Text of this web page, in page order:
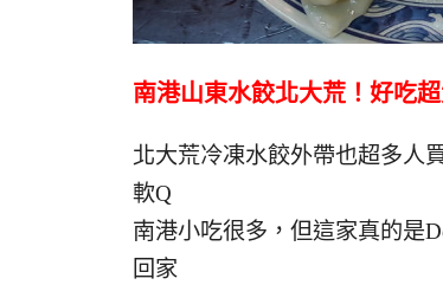
南港山東水餃北大荒！好吃
北大荒冷凍水餃外帶也超多人
軟Q
南港小吃很多，但這家真的是
回家